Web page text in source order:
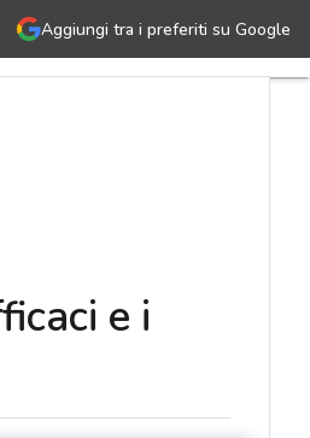
Aggiungi tra i preferiti su Google
recovery: come
e i